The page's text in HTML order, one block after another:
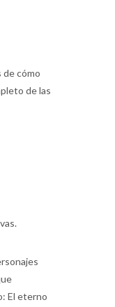
de cómo
de las
El eterno